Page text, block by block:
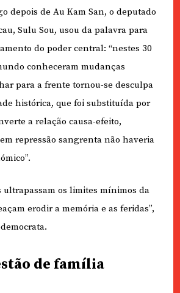
depois de Au Kam San, o deputado
Sulu Sou, usou da palavra para
do poder central: “nestes 30
conheceram mudanças
para a frente tornou-se desculpa
histórica, que foi substituída por
a relação causa-efeito,
repressão sangrenta não haveria
ultrapassam os limites mínimos da
erodir a memória e as feridas”,
de família